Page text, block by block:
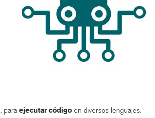
para ejecutar códigoen diversos lenguajes.